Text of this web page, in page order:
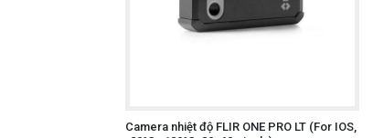
Camera nhiệt độ FLIR ONE PRO LT (For IOS,